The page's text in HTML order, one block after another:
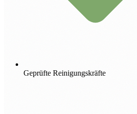
Geprüfte Reinigungskräfte